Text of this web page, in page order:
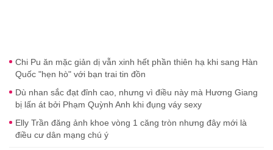
Chi Pu ăn mặc giản dị vẫn xinh hết phần thiên hạ khi sang Hàn
Quốc "hẹn hò" với bạn trai tin đồn
Dù nhan sắc đạt đỉnh cao, nhưng vì điều này mà Hương Giang
bị lấn át bởi Phạm Quỳnh Anh khi đụng váy sexy
Elly Trần đăng ảnh khoe vòng 1 căng tròn nhưng đây mới là
điều cư dân mạng chú ý